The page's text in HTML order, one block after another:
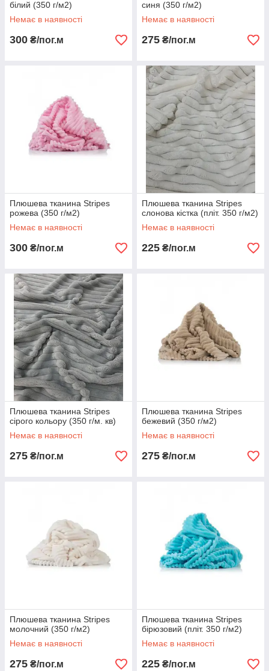
білий (350 г/м2)
Немає в наявності
300 ₴/пог.м
синя (350 г/м2)
Немає в наявності
275 ₴/пог.м
Плюшева тканина Stripes
рожева (350 г/м2)
Немає в наявності
300 ₴/пог.м
Плюшева тканина Stripes
слонова кістка (пліт. 350 г/м2)
Немає в наявності
225 ₴/пог.м
Плюшева тканина Stripes
сірого кольору (350 г/м. кв)
Немає в наявності
275 ₴/пог.м
Плюшева тканина Stripes
бежевий (350 г/м2)
Немає в наявності
275 ₴/пог.м
Плюшева тканина Stripes
молочний (350 г/м2)
Немає в наявності
275 ₴/пог.м
Плюшева тканина Stripes
бірюзовий (пліт. 350 г/м2)
Немає в наявності
225 ₴/пог.м